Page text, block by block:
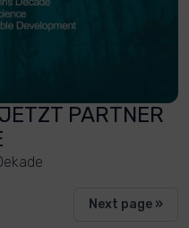
PARTNER
Next page »